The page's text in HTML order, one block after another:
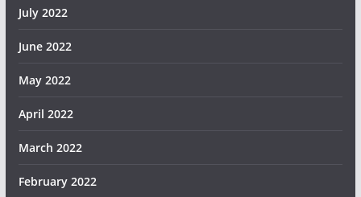
July 2022
June 2022
May 2022
April 2022
March 2022
February 2022